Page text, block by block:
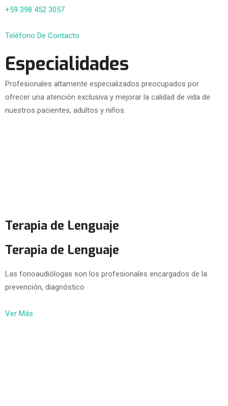
+59 398 452 3057
Teléfono De Contacto
Especialidades
Profesionales altamente especializados preocupados por
ofrecer una atención exclusiva y mejorar la calidad de vida de
nuestros pacientes, adultos y niños.
Terapia de Lenguaje
Terapia de Lenguaje
Las fonoaudiólogas son los profesionales encargados de la
prevención, diagnóstico
Ver Más